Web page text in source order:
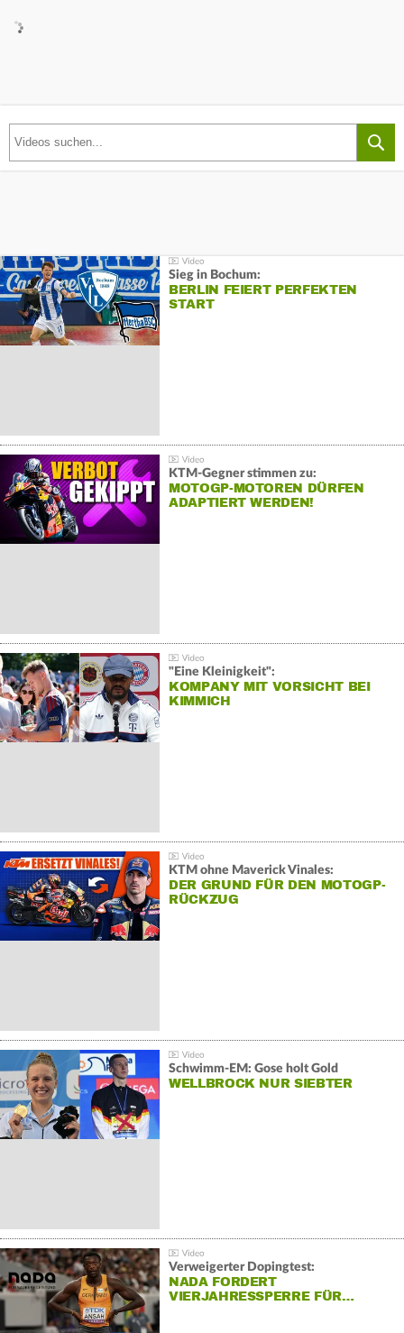
Sieg in Bochum:
BERLIN FEIERT PERFEKTEN
START
KTM-Gegner stimmen zu:
MOTOGP-MOTOREN DÜRFEN
ADAPTIERT WERDEN!
"Eine Kleinigkeit":
KOMPANY MIT VORSICHT BEI
KIMMICH
KTM ohne Maverick Vinales:
DER GRUND FÜR DEN MOTOGP-
RÜCKZUG
Schwimm-EM: Gose holt Gold
WELLBROCK NUR SIEBTER
Verweigerter Dopingtest:
NADA FORDERT
VIERJAHRESSPERRE FÜR…